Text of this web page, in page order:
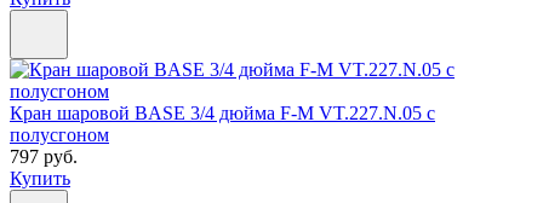
Кран шаровой BASE 3/4 дюйма F-M VT.227.N.05 с
полусгоном
797 руб.
Купить